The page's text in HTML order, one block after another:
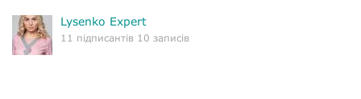
Lysenko Expert
11 підписантів 10 записів